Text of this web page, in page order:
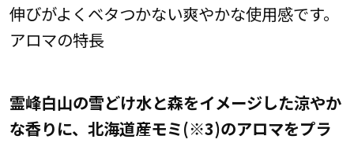
伸びがよくベタつかない爽やかな使用感です。
アロマの特長
霊峰白山の雪どけ水と森をイメージした涼やか
な香りに、北海道産モミ(※3)のアロマをプラ